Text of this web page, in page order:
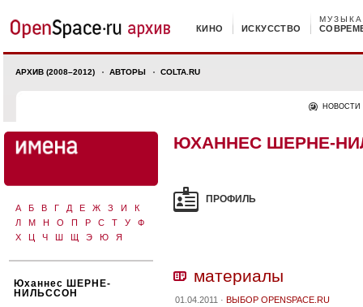
КИНО ИСКУССТВО
МУЗЫКА
АРХИВ (2008–2012) АВТОРЫ COLTA.RU
НОВОСТИ
А Б В Г Д Е Ж З И
К
Л
М Н О П Р С Т У
Ф
Х
Ц Ч Ш Щ Э Ю Я
Юханнес ШЕРНЕ-
НИЛЬССОН
ЮХАННЕС ШЕРНЕ-
ПРОФИЛЬ
материалы
01.04.2011 · ВЫБОР OPENSPACE.RU